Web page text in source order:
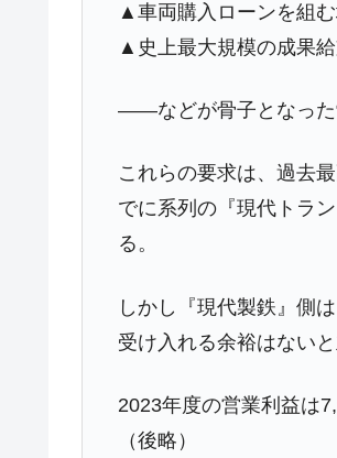
『Money1』 韓国『国民年金
『Money1』 韓国「橋が落ち
『Money1』
米国下院「韓国
する差別。許してはおかぬ
『Money1』
韓国半導体『SK
Fact1 日本の誇る海洋資源調
Fact1 今話題の「楽天ライオ
奇跡の毛色「白毛馬」と
▲車両購入ローンを組
▲史上最大規模の成果
――などが骨子となった
これらの要求は、過去
でに系列の『現代トラ
る。
しかし『現代製鉄』側
受け入れる余裕はないと
2023年度の営業利益は
（後略）